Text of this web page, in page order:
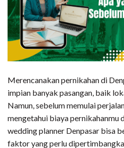
Merencanakan pernikahan di
impian banyak pasangan, baik
Namun, sebelum memulai
mengetahui biaya pernikahanmu
wedding planner Denpasar bisa
faktor yang perlu